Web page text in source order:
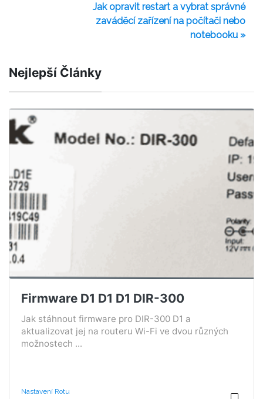
Jak opravit restart a vybrat správné
zaváděcí zařízení na počítači nebo
notebooku »
Nejlepší Články
Firmware D1 D1 D1 DIR-300
Jak stáhnout firmware pro DIR-300 D1 a
aktualizovat jej na routeru Wi-Fi ve dvou různých
možnostech ...
Nastavení Rotu